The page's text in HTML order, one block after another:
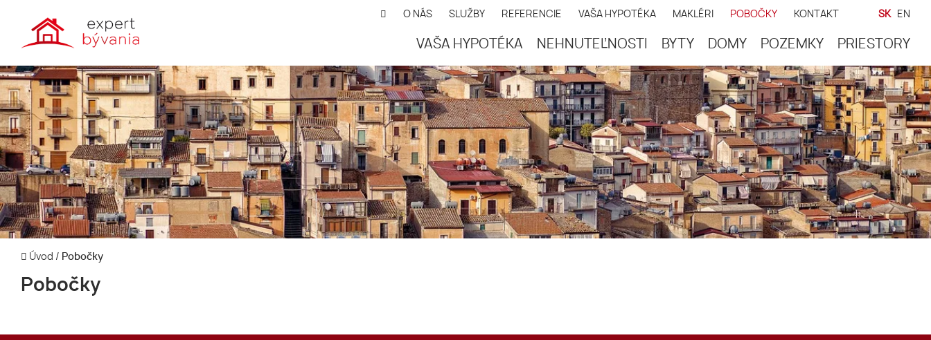
O NÁS SLUŽBY REFERENCIE VAŠA HYPOTÉKA MAKLÉRI POBOČKY KONTAKT SK EN
VAŠA HYPOTÉKA NEHNUTEĽNOSTI BYTY DOMY POZEMKY PRIESTORY
Úvod / Pobočky
Pobočky